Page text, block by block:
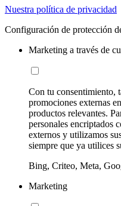
Nuestra política de privacidad
Configuración de protección
Marketing a través de
Con tu consentimiento,
promociones externas
productos relevantes.
personales encriptados
externos y utilizamos
siempre que ya utilices
Bing, Criteo, Meta,
Marketing